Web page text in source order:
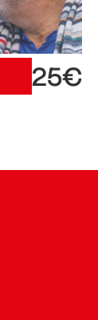
25€